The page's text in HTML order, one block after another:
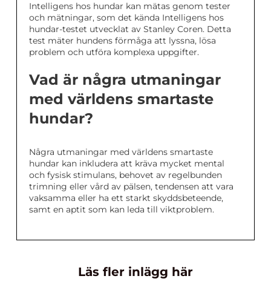
Intelligens hos hundar kan mätas genom tester
och mätningar, som det kända Intelligens hos
hundar-testet utvecklat av Stanley Coren. Detta
test mäter hundens förmåga att lyssna, lösa
problem och utföra komplexa uppgifter.
Vad är några utmaningar
med världens smartaste
hundar?
Några utmaningar med världens smartaste
hundar kan inkludera att kräva mycket mental
och fysisk stimulans, behovet av regelbunden
trimning eller vård av pälsen, tendensen att vara
vaksamma eller ha ett starkt skyddsbeteende,
samt en aptit som kan leda till viktproblem.
Läs fler inlägg här